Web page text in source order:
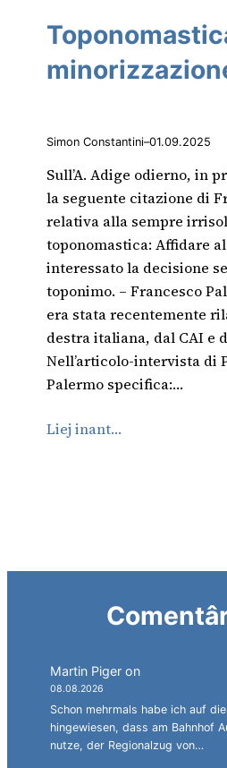
Simon Constantini–01.09.2025
Sull’A. Adige odierno, in
la seguente citazione di
relativa alla sempre
toponomastica: Affidare
interessato la decisione
toponimo. – Francesco
era stata recentemente
destra italiana, dal CAI e
Nell’articolo-intervista di
Palermo specifica:…
Liej inant…
Martin Piger on
08.08.2026
Schon mehrmals habe ich auf
hingewiesen, dass am Bahnhof
nutze, der Regionalzug von…